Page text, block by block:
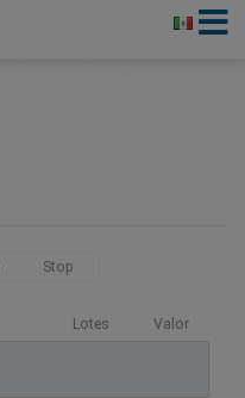
Stop
Lotes Valor